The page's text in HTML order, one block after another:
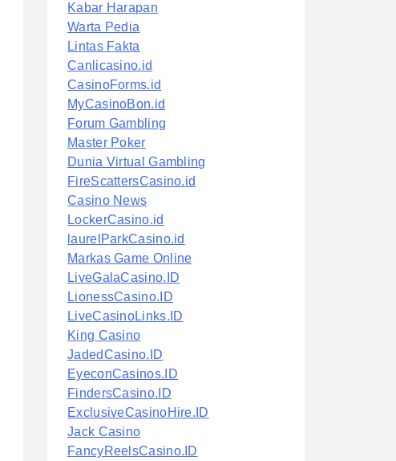
Kabar Harapan
Warta Pedia
Lintas Fakta
Canlicasino.id
CasinoForms.id
MyCasinoBon.id
Forum Gambling
Master Poker
Dunia Virtual Gambling
FireScattersCasino.id
Casino News
LockerCasino.id
laurelParkCasino.id
Markas Game Online
LiveGalaCasino.ID
LionessCasino.ID
LiveCasinoLinks.ID
King Casino
JadedCasino.ID
EyeconCasinos.ID
FindersCasino.ID
ExclusiveCasinoHire.ID
Jack Casino
FancyReelsCasino.ID